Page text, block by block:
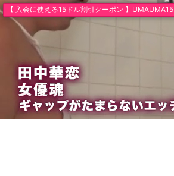
【 入会に使える15ドル割引クーポン 】UMAUMA15